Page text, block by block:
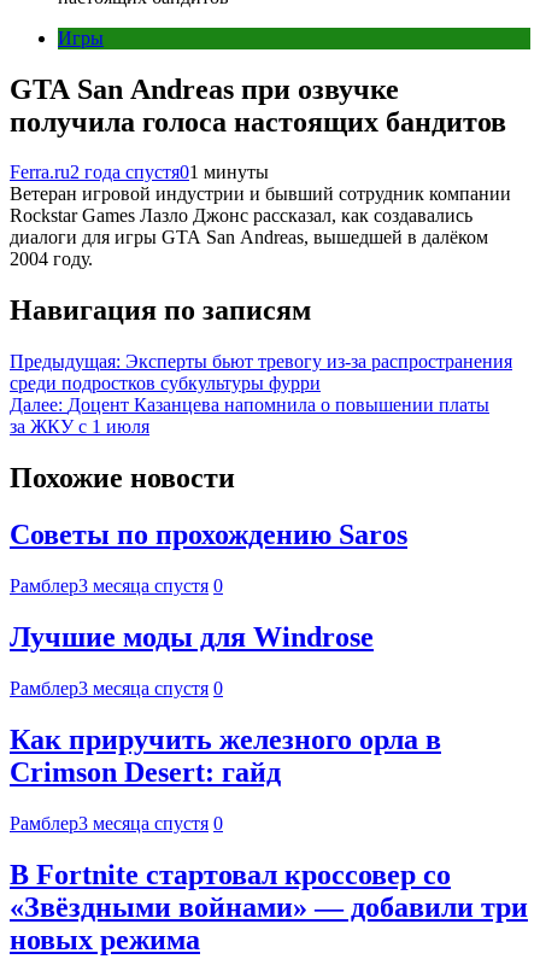
Игры
GTA San Andreas при озвучке
получила голоса настоящих бандитов
Ferra.ru2 года спустя01 минуты
Ветеран игровой индустрии и бывший сотрудник компании
Rockstar Games Лазло Джонс рассказал, как создавались
диалоги для игры GTA San Andreas, вышедшей в далёком
2004 году.
Навигация по записям
Предыдущая: Эксперты бьют тревогу из-за распространения
среди подростков субкультуры фурри
Далее: Доцент Казанцева напомнила о повышении платы
за ЖКУ с 1 июля
Похожие новости
Советы по прохождению Saros
Рамблер3 месяца спустя 0
Лучшие моды для Windrose
Рамблер3 месяца спустя 0
Как приручить железного орла в
Crimson Desert: гайд
Рамблер3 месяца спустя 0
В Fortnite стартовал кроссовер со
«Звёздными войнами» — добавили три
новых режима